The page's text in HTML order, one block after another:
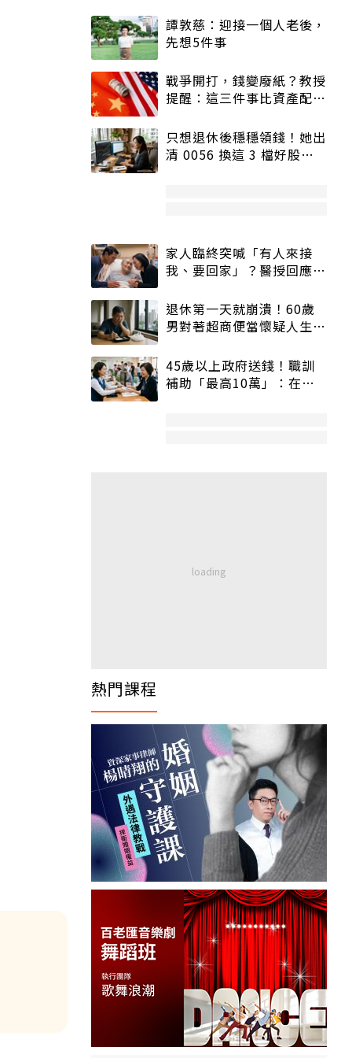
譚敦慈：迎接一個人老後，
先想5件事
戰爭開打，錢變廢紙？教授
提醒：這三件事比資產配置
只想退休後穩穩領錢！她出
清 0056 換這 3 檔好股：
家人臨終突喊「有人來接
我、要回家」？醫授回應方
退休第一天就崩潰！60歲
男對著超商便當懷疑人生
45歲以上政府送錢！職訓
補助「最高10萬」：在
熱門課程